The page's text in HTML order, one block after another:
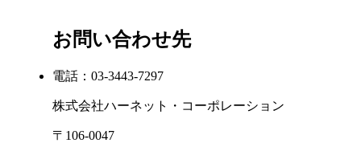
お問い合わせ先
電話：03-3443-7297
株式会社ハーネット・コーポレーション
〒106-0047